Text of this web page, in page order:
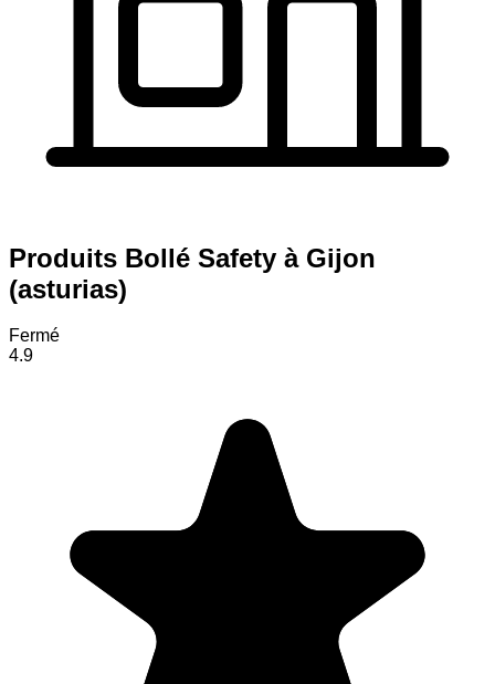
Produits Bollé Safety à Gijon
(asturias)
Fermé
4.9